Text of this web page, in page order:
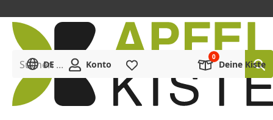
Menü
Suchen ...
DE Konto Deine Kiste